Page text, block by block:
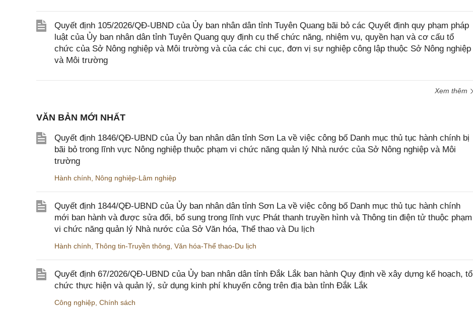
Quyết định 105/2026/QĐ-UBND của Ủy ban nhân dân tỉnh Tuyên Quang bãi bỏ các Quyết định quy phạm pháp
luật của Ủy ban nhân dân tỉnh Tuyên Quang quy định cụ thể chức năng, nhiệm vụ, quyền hạn và cơ cấu tổ
chức của Sở Nông nghiệp và Môi trường và của các chi cục, đơn vị sự nghiệp công lập thuộc Sở Nông nghiệp
và Môi trường
Xem thêm
VĂN BẢN MỚI NHẤT
Quyết định 1846/QĐ-UBND của Ủy ban nhân dân tỉnh Sơn La về việc công bố Danh mục thủ tục hành chính bị
bãi bỏ trong lĩnh vực Nông nghiệp thuộc phạm vi chức năng quản lý Nhà nước của Sở Nông nghiệp và Môi
trường
Hành chính Nông nghiệp-Lâm nghiệp
Quyết định 1844/QĐ-UBND của Ủy ban nhân dân tỉnh Sơn La về việc công bố Danh mục thủ tục hành chính
mới ban hành và được sửa đổi, bổ sung trong lĩnh vực Phát thanh truyền hình và Thông tin điện tử thuộc phạm
vi chức năng quản lý Nhà nước của Sở Văn hóa, Thể thao và Du lịch
Hành chính Thông tin-Truyền thông Văn hóa-Thể thao-Du lịch
Quyết định 67/2026/QĐ-UBND của Ủy ban nhân dân tỉnh Đắk Lắk ban hành Quy định về xây dựng kế hoạch, tổ
chức thực hiện và quản lý, sử dụng kinh phí khuyến công trên địa bàn tỉnh Đắk Lắk
Công nghiệp Chính sách